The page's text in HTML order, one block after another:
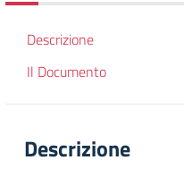
Descrizione
Il Documento
Descrizione